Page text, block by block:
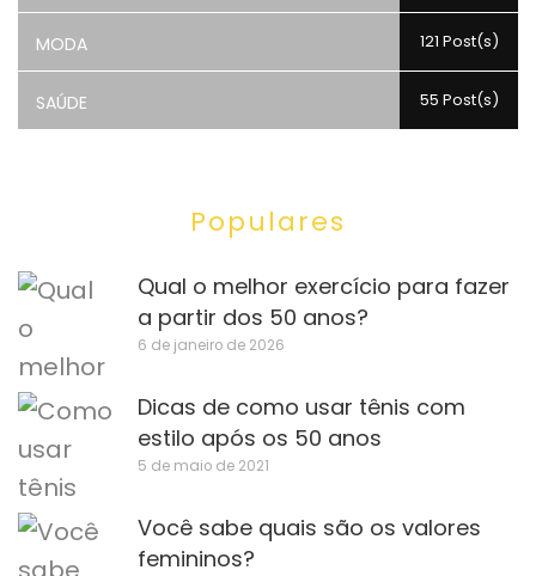
MODA 121 Post(s)
SAÚDE 55 Post(s)
Populares
Qual o melhor exercício para fazer
a partir dos 50 anos?
6 de janeiro de 2026
Dicas de como usar tênis com
estilo após os 50 anos
5 de maio de 2021
Você sabe quais são os valores
femininos?